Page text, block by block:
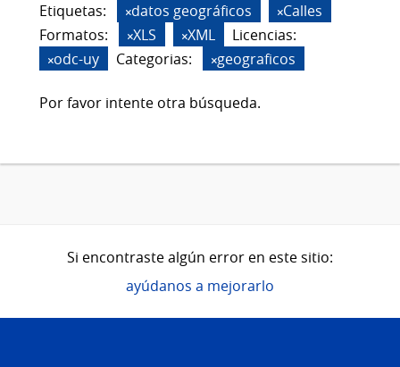
Etiquetas: datos geográficos
Calles
Formatos:
XLS XML
Licencias:
odc-uy
Categorias: geograficos
Por favor intente otra búsqueda.
Si encontraste algún error en este sitio:
ayúdanos a mejorarlo